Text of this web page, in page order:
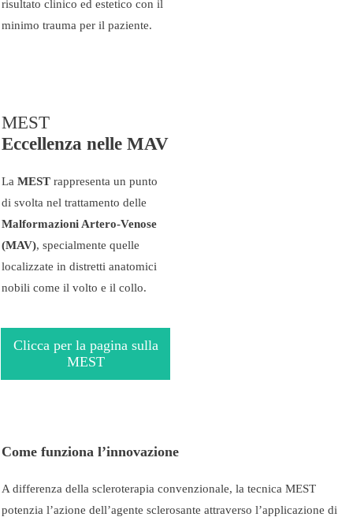
risultato clinico ed estetico con il
minimo trauma per il paziente.
MEST
Eccellenza nelle MAV
La MEST rappresenta un punto
di svolta nel trattamento delle
Malformazioni Artero-Venose
(MAV), specialmente quelle
localizzate in distretti anatomici
nobili come il volto e il collo.
Clicca per la pagina sulla
MEST
Come funziona l’innovazione
A differenza della scleroterapia convenzionale, la tecnica MEST
potenzia l’azione dell’agente sclerosante attraverso l’applicazione di